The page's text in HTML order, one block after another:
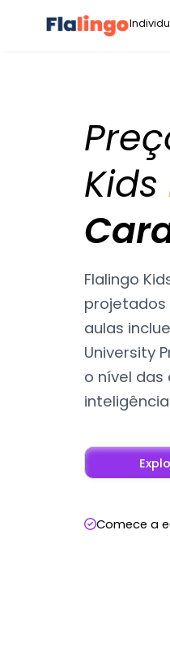
Kids
Flalingo
projetados
aulas
University
o nível
Comece a